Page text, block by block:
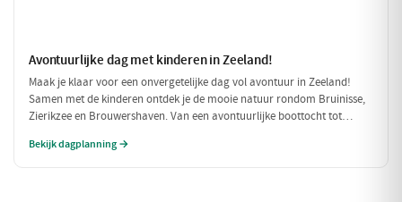
Avontuurlijke dag met kinderen in Zeeland!
Maak je klaar voor een onvergetelijke dag vol avontuur in Zeeland!
Samen met de kinderen ontdek je de mooie natuur rondom Bruinisse,
Zierikzee en Brouwershaven. Van een avontuurlijke boottocht tot
samen willen genieten.
Bekijk dagplanning →